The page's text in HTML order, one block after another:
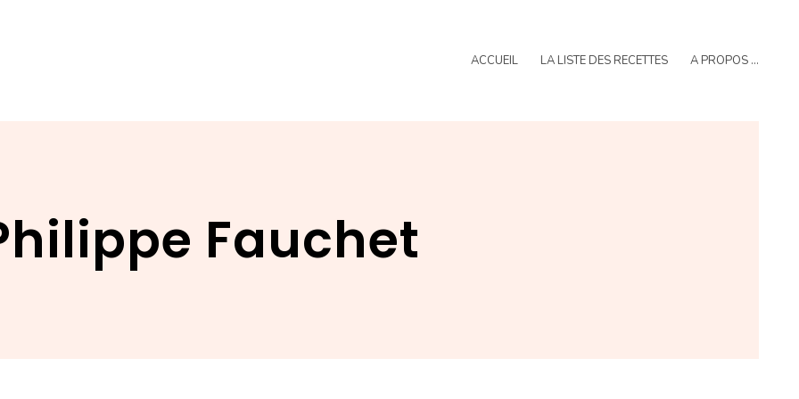
ACCUEIL LA LISTE DES RECETTES A PROPOS …
Fauchet